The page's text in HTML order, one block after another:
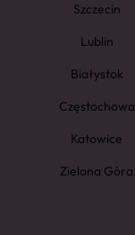
Szczecin
Lublin
Białystok
Częstochowa
Katowice
Zielona Góra